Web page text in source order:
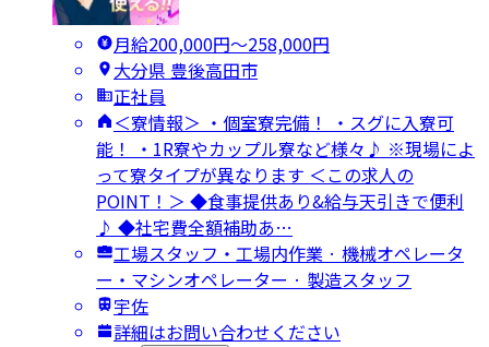
月給200,000円〜258,000円
大分県 豊後高田市
正社員
＜寮情報＞ ・個室寮完備！ ・スグに入寮可
能！ ・1R寮やカップル寮など様々♪ ※現場によ
って寮タイプが異なります ＜この求人の
POINT！＞ ◆食事提供あり&給与天引きで便利
♪ ◆社宅費全額補助あ…
工場スタッフ・工場内作業 · 機械オペレータ
ー・マシンオペレーター · 製造スタッフ
宇佐
詳細はお問い合わせください